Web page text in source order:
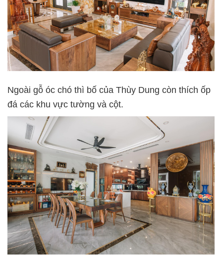
Ngoài gỗ óc chó thì bố của Thùy Dung còn thích ốp
đá các khu vực tường và cột.